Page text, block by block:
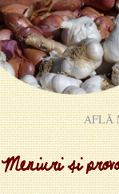
AFLĂ
Meniuri și